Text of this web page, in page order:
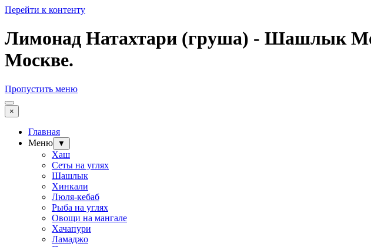
Перейти к контенту
Лимонад Натахтари (груша) - Шашлык
Москве.
Пропустить меню
×
Главная
Меню
▼
Хаш
Сеты на углях
Шашлык
Хинкали
Люля-кебаб
Рыба на углях
Овощи на мангале
Хачапури
Ламаджо